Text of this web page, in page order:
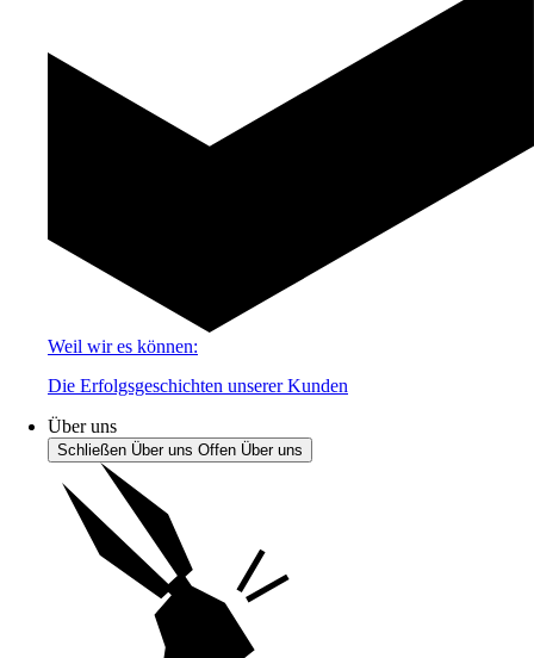
Weil wir es können:
Die Erfolgsgeschichten unserer Kunden
Über uns
Schließen Über uns Offen Über uns